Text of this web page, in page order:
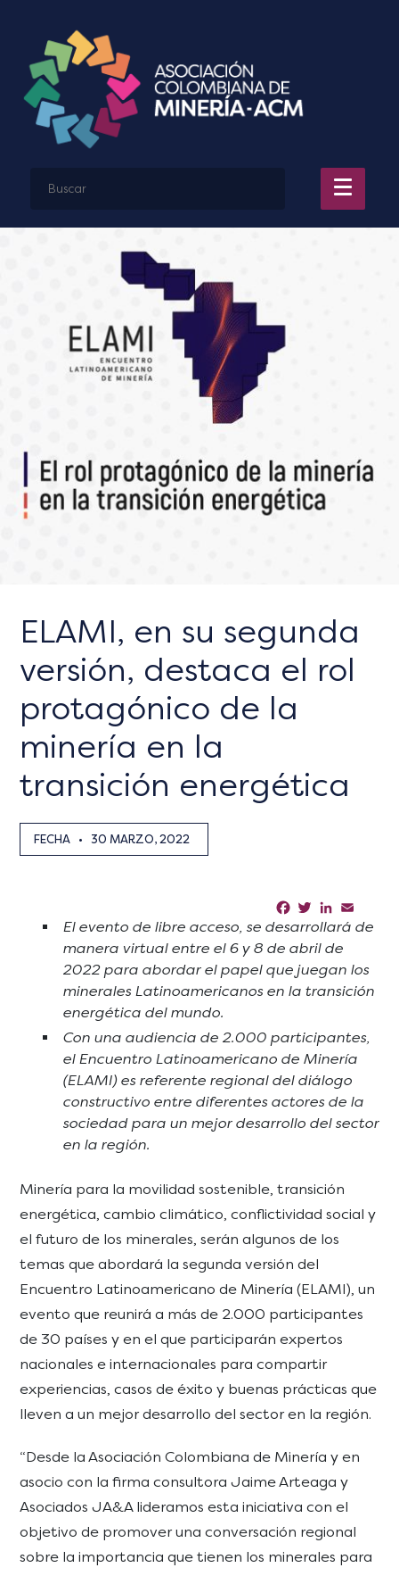
ELAMI, en su segunda
versión, destaca el rol
protagónico de la
minería en la
transición energética
FECHA • 30 MARZO, 2022
Facebook
TwitterLinkedIn
El evento de libre acceso, se desarrollará de
manera virtual entre el 6 y 8 de abril de
2022 para abordar el papel que juegan los
minerales Latinoamericanos en la transición
energética del mundo.
Con una audiencia de 2.000 participantes,
el Encuentro Latinoamericano de Minería
(ELAMI) es referente regional del diálogo
constructivo entre diferentes actores de la
sociedad para un mejor desarrollo del sector
en la región.
Minería para la movilidad sostenible, transición
energética, cambio climático, conflictividad social y
el futuro de los minerales, serán algunos de los
temas que abordará la segunda versión del
Encuentro Latinoamericano de Minería (ELAMI), un
evento que reunirá a más de 2.000 participantes
de 30 países y en el que participarán expertos
nacionales e internacionales para compartir
experiencias, casos de éxito y buenas prácticas que
lleven a un mejor desarrollo del sector en la región.
“Desde la Asociación Colombiana de Minería y en
asocio con la firma consultora Jaime Arteaga y
Asociados JA&A lideramos esta iniciativa con el
objetivo de promover una conversación regional
sobre la importancia que tienen los minerales para